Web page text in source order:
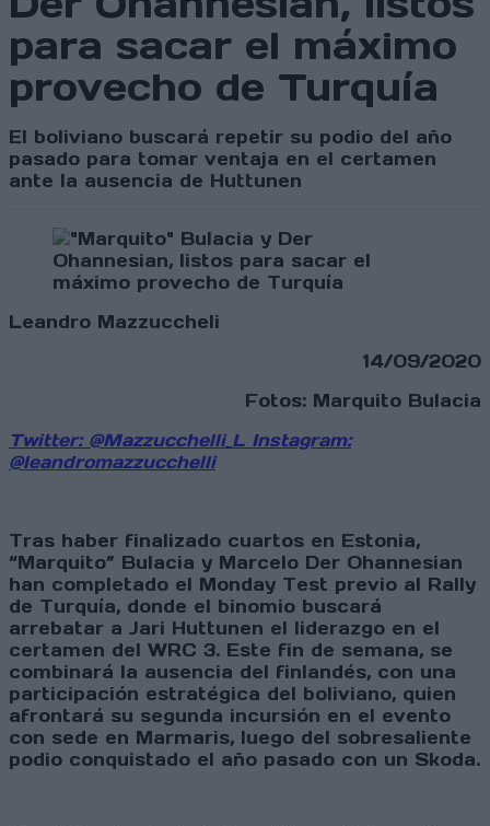
para sacar el máximo
provecho de Turquía
El boliviano buscará repetir su podio del año
pasado para tomar ventaja en el certamen
ante la ausencia de Huttunen
Leandro Mazzuccheli
14/09/2020
Fotos: Marquito Bulacia
Twitter: @Mazzucchelli_L Instagram:
@leandromazzucchelli
Tras haber finalizado cuartos en Estonia,
“Marquito” Bulacia y Marcelo Der Ohannesian
han completado el Monday Test previo al Rally
de Turquía, donde el binomio buscará
arrebatar a Jari Huttunen el liderazgo en el
certamen del WRC 3. Este fin de semana, se
combinará la ausencia del finlandés, con una
participación estratégica del boliviano, quien
afrontará su segunda incursión en el evento
con sede en Marmaris, luego del sobresaliente
podio conquistado el año pasado con un Skoda.